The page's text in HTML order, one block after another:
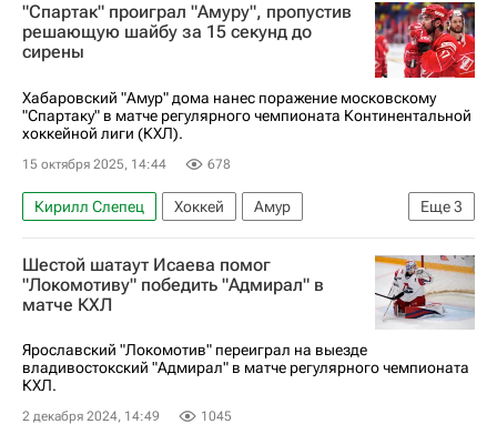
СКА (Санкт-Петербург)
КХЛ 2025-2026
"Спартак" проиграл "Амуру", пропустив
решающую шайбу за 15 секунд до
сирены
Хабаровский "Амур" дома нанес поражение московскому
"Спартаку" в матче регулярного чемпионата Континентальной
хоккейной лиги (КХЛ).
15 октября 2025, 14:44 678
Еще3
Кирилл Слепец Хоккей
Амур
Игнат Коротких
КХЛ 2025-2026
Сергей Дубакин
Шестой шатаут Исаева помог
"Локомотиву" победить "Адмирал" в
матче КХЛ
Ярославский "Локомотив" переиграл на выезде
владивостокский "Адмирал" в матче регулярного чемпионата
КХЛ.
2 декабря 2024, 14:49 1045